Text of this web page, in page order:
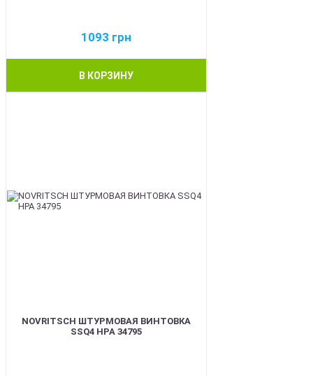
1093 грн
В КОРЗИНУ
NOVRITSCH ШТУРМОВАЯ ВИНТОВКА
SSQ4 HPA 34795